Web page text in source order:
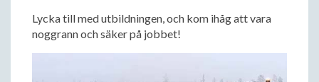
Lycka till med utbildningen, och kom ihåg att vara
noggrann och säker på jobbet!